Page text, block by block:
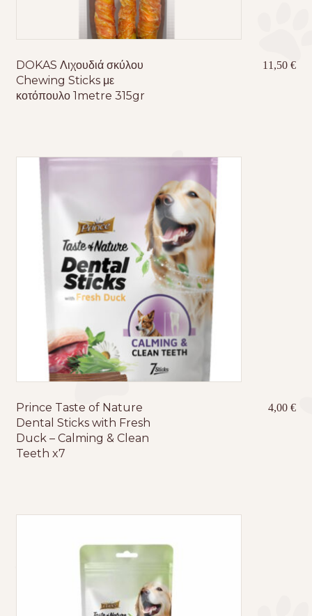
DOKAS Λιχουδιά σκύλου
Chewing Sticks με
κοτόπουλο 1metre 315gr
11,50€
Prince Taste of Nature
Dental Sticks with Fresh
Duck – Calming & Clean
Teeth x7
4,00€